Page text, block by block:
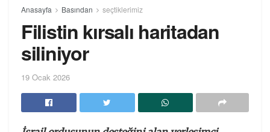
Anasayfa Basından seçtiklerimiz
Filistin kırsalı haritadan
siliniyor
19 Ocak 2026